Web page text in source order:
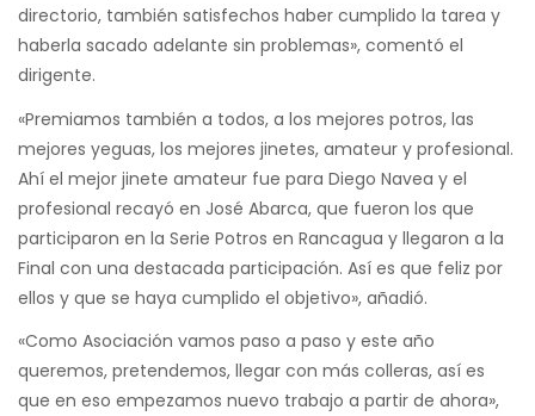
directorio, también satisfechos haber cumplido la tarea y
haberla sacado adelante sin problemas», comentó el
dirigente.
«Premiamos también a todos, a los mejores potros, las
mejores yeguas, los mejores jinetes, amateur y profesional.
Ahí el mejor jinete amateur fue para Diego Navea y el
profesional recayó en José Abarca, que fueron los que
participaron en la Serie Potros en Rancagua y llegaron a la
Final con una destacada participación. Así es que feliz por
ellos y que se haya cumplido el objetivo», añadió.
«Como Asociación vamos paso a paso y este año
queremos, pretendemos, llegar con más colleras, así es
que en eso empezamos nuevo trabajo a partir de ahora»,